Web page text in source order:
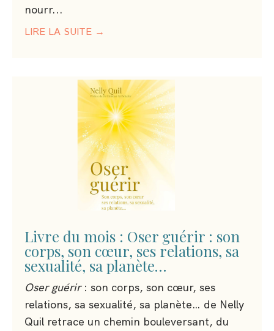
nourr...
LIRE LA SUITE →
Livre du mois : Oser guérir : son
corps, son cœur, ses relations, sa
sexualité, sa planète…
Oser guérir: son corps, son cœur, ses
relations, sa sexualité, sa planète… de Nelly
Quil retrace un chemin bouleversant, du